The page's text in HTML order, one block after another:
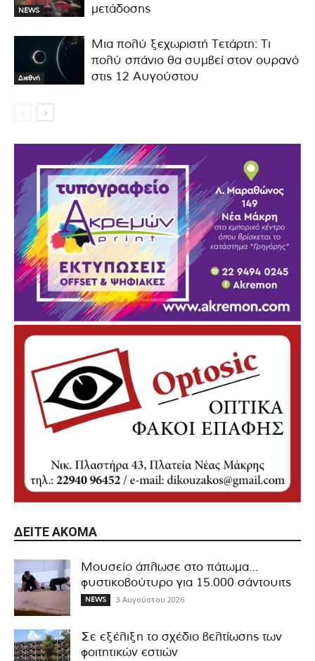
NEWS
μετάδοσης
Διεθνή
Μια πολύ ξεχωριστή Τετάρτη: Τι
πολύ σπάνιο θα συμβεί στον ουρανό
στις 12 Αυγούστου
ΔΕΊΤΕ ΑΚΌΜΑ
Μουσείο άπλωσε στο πάτωμα…
φυστικοβούτυρο για 15.000 σάντουιτς
NEWS 3 Αυγούστου 2026
Σε εξέλιξη το σχέδιο βελτίωσης των
φοιτητικών εστιών